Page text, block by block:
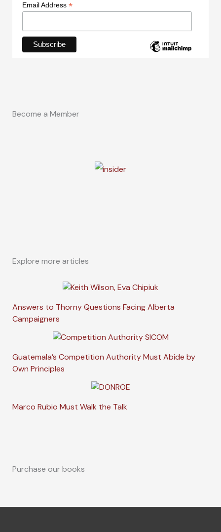
Email Address *
Become a Member
Explore more articles
Answers to Thorny Questions Facing Alberta
Campaigners
Guatemala’s Competition Authority Must Abide by
Own Principles
Marco Rubio Must Walk the Talk
Purchase our books